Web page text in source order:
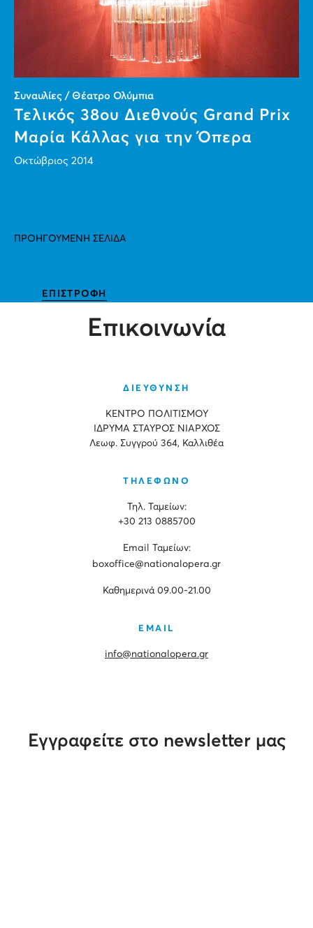
Συναυλίες / Θέατρο Ολύμπια
Τελικός 38ου Διεθνούς Grand Prix
Μαρία Κάλλας για την Όπερα
Οκτώβριος 2014
ΠΡΟΗΓΟΥΜΕΝΗ ΣΕΛΙΔΑ
ΕΠΙΣΤΡΟΦΗ
Επικοινωνία
ΔΙΕΥΘΥΝΣΗ
ΚΕΝΤΡΟ ΠΟΛΙΤΙΣΜΟΥ
ΙΔΡΥΜΑ ΣΤΑΥΡΟΣ ΝΙΑΡΧΟΣ
Λεωφ. Συγγρού 364, Καλλιθέα
ΤΗΛΕΦΩΝΟ
Τηλ. Ταμείων:
+30 213 0885700
Εmail Ταμείων:
boxoffice@nationalopera.gr
Καθημερινά 09.00-21.00
EMAIL
info@nationalopera.gr
Εγγραφείτε στο newsletter μας